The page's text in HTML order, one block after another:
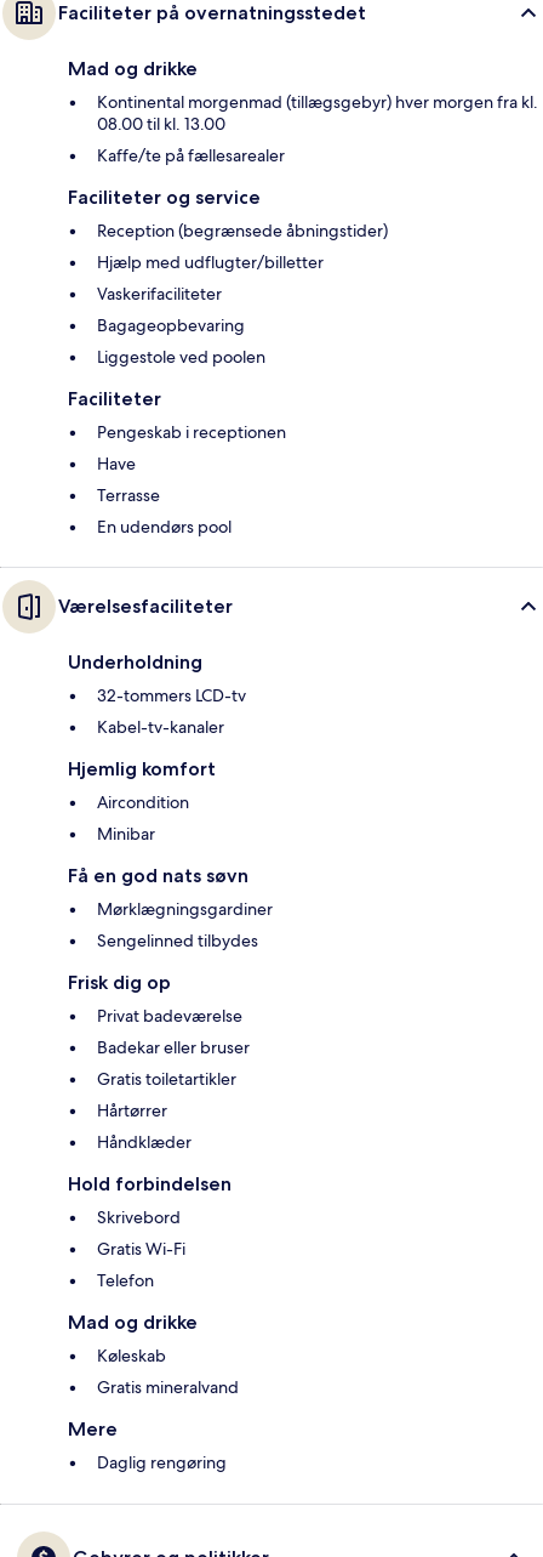
Faciliteter på overnatningsstedet
Mad og drikke
Kontinental morgenmad (tillægsgebyr) hver morgen fra kl.
08.00 til kl. 13.00
Kaffe/te på fællesarealer
Faciliteter og service
Reception (begrænsede åbningstider)
Hjælp med udflugter/billetter
Vaskerifaciliteter
Bagageopbevaring
Liggestole ved poolen
Faciliteter
Pengeskab i receptionen
Have
Terrasse
En udendørs pool
Værelsesfaciliteter
Underholdning
32-tommers LCD-tv
Kabel-tv-kanaler
Hjemlig komfort
Aircondition
Minibar
Få en god nats søvn
Mørklægningsgardiner
Sengelinned tilbydes
Frisk dig op
Privat badeværelse
Badekar eller bruser
Gratis toiletartikler
Hårtørrer
Håndklæder
Hold forbindelsen
Skrivebord
Gratis Wi-Fi
Telefon
Mad og drikke
Køleskab
Gratis mineralvand
Mere
Daglig rengøring